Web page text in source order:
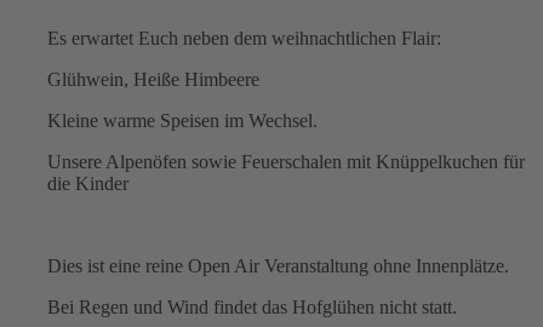
Es erwartet Euch neben dem weihnachtlichen Flair:
Glühwein, Heiße Himbeere
Kleine warme Speisen im Wechsel.
Unsere Alpenöfen sowie Feuerschalen mit Knüppelkuchen für
die Kinder
Dies ist eine reine Open Air Veranstaltung ohne Innenplätze.
Bei Regen und Wind findet das Hofglühen nicht statt.